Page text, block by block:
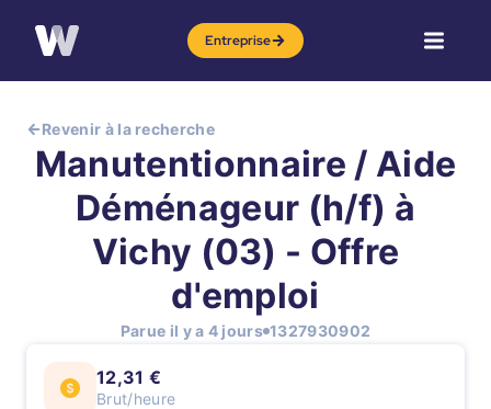
Entreprise
Revenir à la recherche
Manutentionnaire / Aide
Déménageur (h/f) à
Vichy (03) - Offre
d'emploi
Parue il y a 4 jours 1327930902
12,31 €
Brut/heure